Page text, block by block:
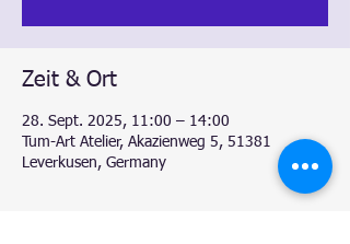
Zeit & Ort
28. Sept. 2025, 11:00 – 14:00
Tum-Art Atelier, Akazienweg 5, 51381
Leverkusen, Germany